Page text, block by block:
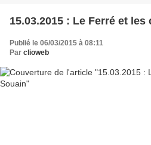
15.03.2015 : Le Ferré et
Publié le 06/03/2015 à 08:11
Par clioweb